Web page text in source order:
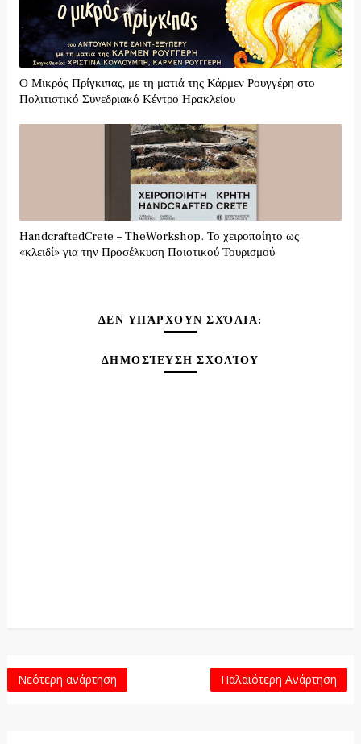
Ο Μικρός Πρίγκιπας, με τη ματιά της Κάρμεν Ρουγγέρη στο
Πολιτιστικό Συνεδριακό Κέντρο Ηρακλείου
HandcraftedCrete – TheWorkshop. Το χειροποίητο ως
«κλειδί» για την Προσέλκυση Ποιοτικού Τουρισμού
ΔΕΝ ΥΠΆΡΧΟΥΝ ΣΧΌΛΙΑ:
ΔΗΜΟΣΊΕΥΣΗ ΣΧΟΛΊΟΥ
Νεότερη ανάρτηση Παλαιότερη Ανάρτηση